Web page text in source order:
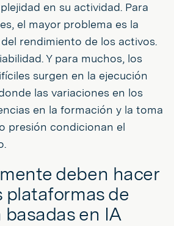
en su actividad. Para
el mayor problema es la
rendimiento de los activos.
Y para muchos, los
surgen en la ejecución
las variaciones en los
en la formación y la toma
presión condicionan el
deben hacer
plataformas de
en IA